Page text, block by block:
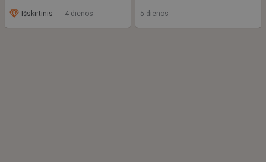
Išskirtinis 4 dienos 5 dienos